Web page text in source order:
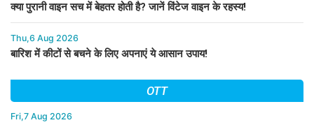
क्या पुरानी वाइन सच में बेहतर होती है? जानें विंटेज वाइन के रहस्य!
Thu,6 Aug 2026
बारिश में कीटों से बचने के लिए अपनाएं ये आसान उपाय!
OTT
Fri,7 Aug 2026